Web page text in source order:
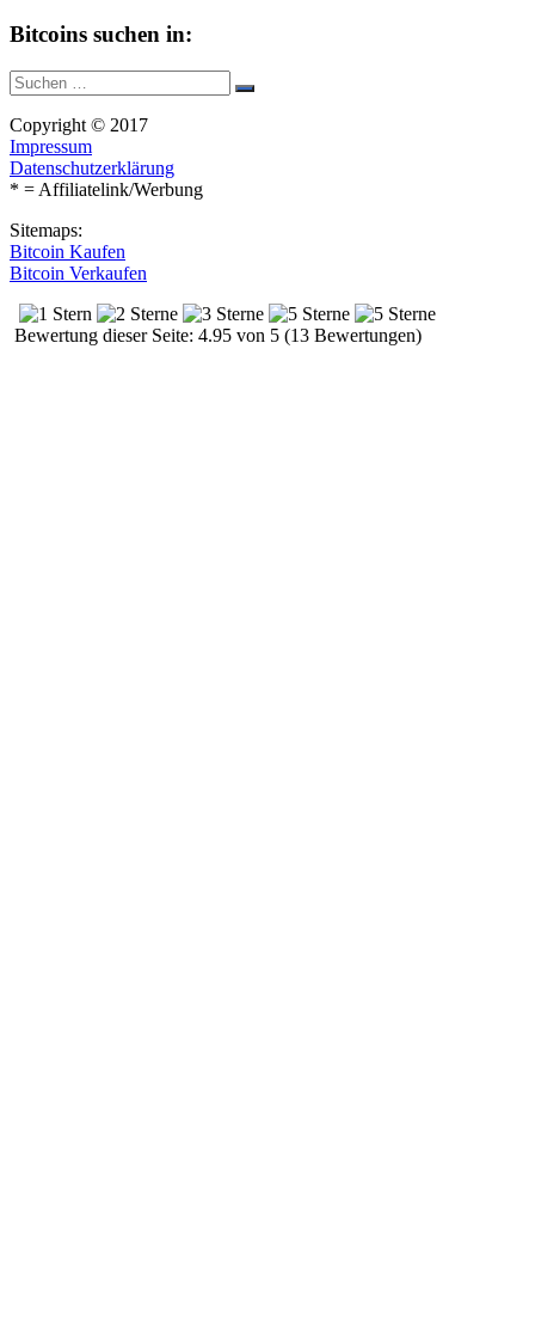
Bitcoins suchen in:
Suche
nach:
Suchen
Copyright © 2017
Impressum
Datenschutzerklärung
* = Affiliatelink/Werbung
Sitemaps:
Bitcoin Kaufen
Bitcoin Verkaufen
Bewertung dieser Seite: 4.95 von 5 (13 Bewertungen)